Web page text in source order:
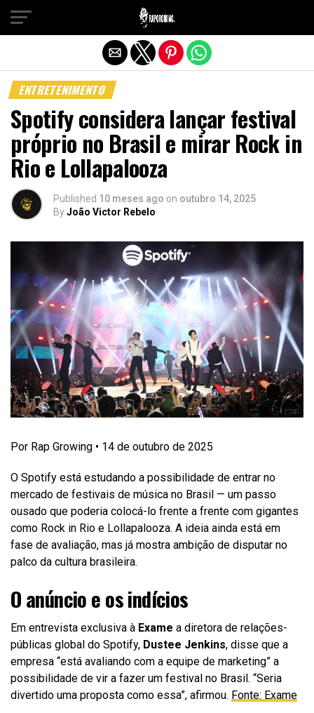
ENTRETENIMENTO
Spotify considera lançar festival
próprio no Brasil e mirar Rock in
Rio e Lollapalooza
Published 10 meses ago on outubro 14, 2025
ByJoão Victor Rebelo
Por Rap Growing • 14 de outubro de 2025
O Spotify está estudando a possibilidade de entrar no
mercado de festivais de música no Brasil — um passo
ousado que poderia colocá-lo frente a frente com gigantes
como Rock in Rio e Lollapalooza. A ideia ainda está em
fase de avaliação, mas já mostra ambição de disputar no
palco da cultura brasileira.
O anúncio e os indícios
Em entrevista exclusiva à Exame a diretora de relações-
públicas global do Spotify, Dustee Jenkins, disse que a
empresa “está avaliando com a equipe de marketing” a
possibilidade de vir a fazer um festival no Brasil. “Seria
divertido uma proposta como essa”, afirmou. Fonte: Exame
Sair da versão mobile